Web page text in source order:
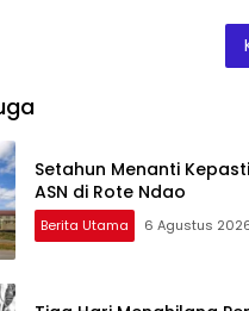
Setahun Menanti
ASN di Rote Ndao
Berita Utama 6 Agustus